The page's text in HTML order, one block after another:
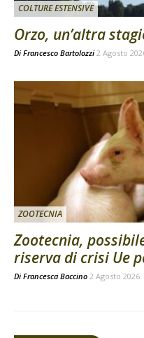
COLTURE ESTENSIVE
Orzo, un’altra
Di Francesco Bartolozzi 2 Agosto
ZOOTECNIA
Zootecnia,
riserva di crisi Ue
Di Francesca Baccino 2 Agosto 2026